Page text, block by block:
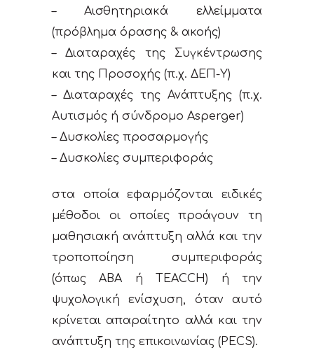
– Αισθητηριακά ελλείμματα
(πρόβλημα όρασης & ακοής)
– Διαταραχές της Συγκέντρωσης
και της Προσοχής (π.χ. ΔΕΠ-Υ)
– Διαταραχές της Ανάπτυξης (π.χ.
Αυτισμός ή σύνδρομο Asperger)
– Δυσκολίες προσαρμογής
– Δυσκολίες συμπεριφοράς
στα οποία εφαρμόζονται ειδικές
μέθοδοι οι οποίες προάγουν τη
μαθησιακή ανάπτυξη αλλά και την
τροποποίηση συμπεριφοράς
(όπως ABA ή TEACCH) ή την
ψυχολογική ενίσχυση, όταν αυτό
κρίνεται απαραίτητο αλλά και την
ανάπτυξη της επικοινωνίας (PECS).